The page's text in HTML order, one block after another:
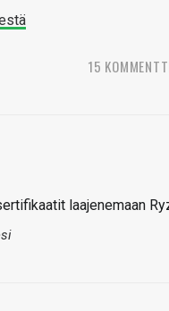
15
laajenemaan